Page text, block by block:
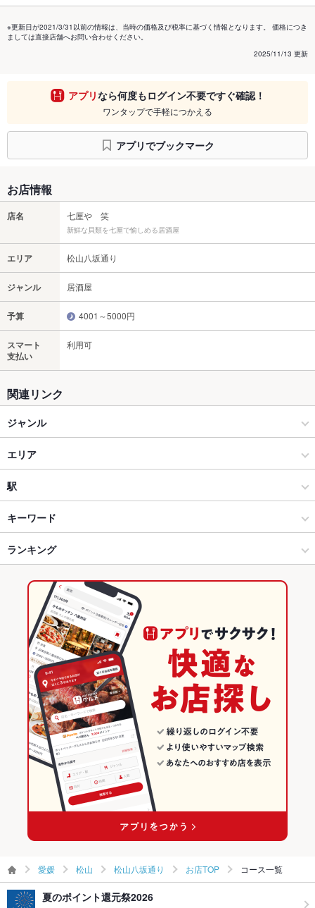
※更新日が2021/3/31以前の情報は、当時の価格及び税率に基づく情報となります。 価格につき
ましては直接店舗へお問い合わせください。
2025/11/13 更新
アプリなら何度もログイン不要ですぐ確認！
ワンタップで手軽につかえる
アプリでブックマーク
お店情報
店名 七厘や 笑
新鮮な貝類を七厘で愉しめる居酒屋
エリア 松山八坂通り
ジャンル 居酒屋
予算 4001～5000円
スマート
支払い
利用可
関連リンク
ジャンル
居酒屋
海鮮
松山 × 居酒屋
松山 × 海鮮
大街道駅 × 居酒屋
大街道駅 × 海鮮
エリア
松山八坂通り
松山八坂通り × 居酒屋
松山八坂通り × 海鮮
愛媛 × 居酒屋
愛媛 × 海鮮
駅
大街道駅
勝山町駅
市役所前駅
キーワード
卵焼き からあげ フライドポテト
ランキング
愛媛のグルメランキング
愛媛の居酒屋ランキング
愛媛の海鮮ランキング
松山のグルメランキング
松山の居酒屋ランキング
松山の海鮮ランキング
松山八坂通りのグルメランキング
松山八坂通りの居酒屋ランキング
松山八坂通りの海鮮ランキング
愛媛 松山 松山八坂通り お店TOP コース一覧
夏のポイント還元祭2026